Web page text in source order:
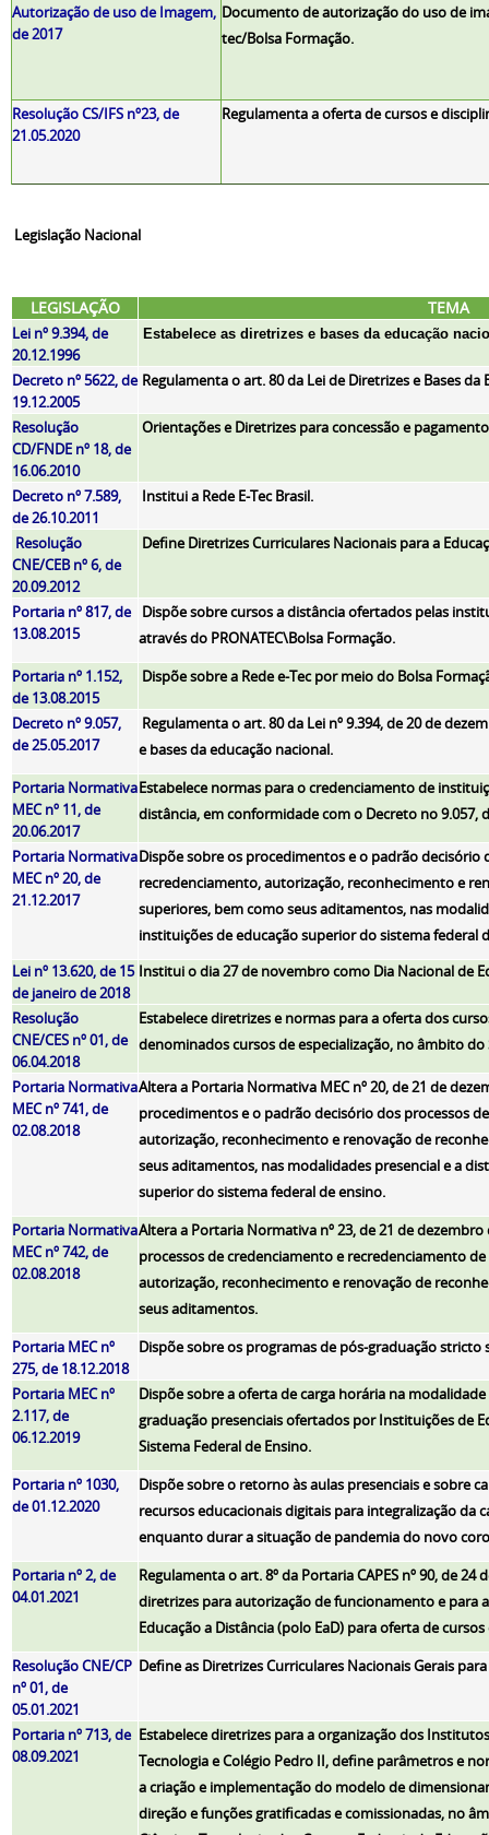
Autorização de uso de Imagem,
de 2017
Documento de autorização do uso de
tec/Bolsa Formação.
Resolução CS/IFS nº23, de
21.05.2020
Regulamenta a oferta de cursos e
Legislação Nacional
LEGISLAÇÃO TEMA
Lei nº 9.394, de
20.12.1996
Estabelece as diretrizes e bases da educação
Decreto nº 5622, de
19.12.2005
Regulamenta o art. 80 da Lei de Diretrizes e Bases da
Resolução
CD/FNDE nº 18, de
16.06.2010
Orientações e Diretrizes para concessão e
Decreto nº 7.589,
de 26.10.2011
Institui a Rede E-Tec Brasil.
Resolução
CNE/CEB nº 6, de
20.09.2012
Define Diretrizes Curriculares Nacionais para a
Portaria nº 817, de
13.08.2015
Dispõe sobre cursos a distância ofertados pelas
através do PRONATEC\Bolsa Formação.
Portaria nº 1.152,
de 13.08.2015
Dispõe sobre a Rede e-Tec por meio do Bolsa
Decreto nº 9.057,
de 25.05.2017
Regulamenta o art. 80 da Lei nº 9.394, de 20 de
e bases da educação nacional.
Portaria Normativa
MEC nº 11, de
20.06.2017
Estabelece normas para o credenciamento de
distância, em conformidade com o Decreto no 9.057,
Portaria Normativa
MEC nº 20, de
21.12.2017
Dispõe sobre os procedimentos e o padrão decisório
recredenciamento, autorização, reconhecimento e
superiores, bem como seus aditamentos, nas
instituições de educação superior do sistema federal
Lei nº 13.620, de 15
de janeiro de 2018
Institui o dia 27 de novembro como Dia Nacional de
Resolução
CNE/CES nº 01, de
06.04.2018
Estabelece diretrizes e normas para a oferta dos
denominados cursos de especialização, no âmbito do
Portaria Normativa
MEC nº 741, de
02.08.2018
Altera a Portaria Normativa MEC nº 20, de 21 de
procedimentos e o padrão decisório dos processos
autorização, reconhecimento e renovação de
seus aditamentos, nas modalidades presencial e a
superior do sistema federal de ensino.
Portaria Normativa
MEC nº 742, de
02.08.2018
Altera a Portaria Normativa nº 23, de 21 de
processos de credenciamento e recredenciamento
autorização, reconhecimento e renovação de
seus aditamentos.
Portaria MEC nº
275, de 18.12.2018
Dispõe sobre os programas de pós-graduação stricto
Portaria MEC nº
2.117, de
06.12.2019
Dispõe sobre a oferta de carga horária na
graduação presenciais ofertados por Instituições de
Sistema Federal de Ensino.
Portaria nº 1030,
de 01.12.2020
Dispõe sobre o retorno às aulas presenciais e sobre
recursos educacionais digitais para integralização da
enquanto durar a situação de pandemia do novo
Portaria nº 2, de
04.01.2021
Regulamenta o art. 8º da Portaria CAPES nº 90, de 24
diretrizes para autorização de funcionamento e para
Educação a Distância (polo EaD) para oferta de
ResoluçãoCNE/CP
nº 01, de
05.01.2021
Define as Diretrizes Curriculares Nacionais Gerais
Portaria nº 713, de
08.09.2021
Estabelece diretrizes para a organização dos
Tecnologia e Colégio Pedro II, define parâmetros e
a criação e implementação do modelo de
direção e funções gratificadas e comissionadas, no